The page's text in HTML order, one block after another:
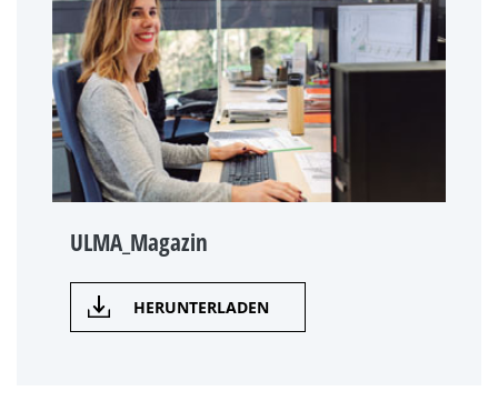
ULMA_Magazin
HERUNTERLADEN